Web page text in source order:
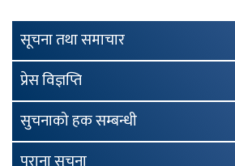
सूचना तथा समाचार
प्रेस विज्ञप्ति
सुचनाको हक सम्बन्धी